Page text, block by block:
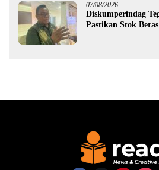
07/08/2026
Diskumperindag
Pastikan Stok